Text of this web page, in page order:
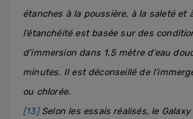
étanches à la poussière, à la saleté et à
l’étanchéité est basée sur des
d’immersion dans 1,5 mètre d’eau
minutes. Il est déconseillé de
ou chlorée.
[13] Selon les essais réalisés, le